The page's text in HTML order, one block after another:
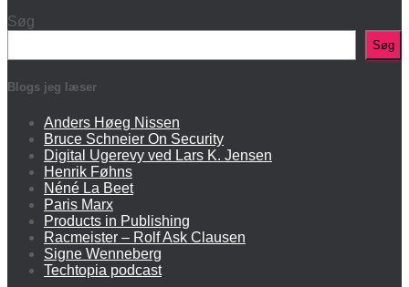
Søg
Søg
Blogs jeg læser
Anders Høeg Nissen
Bruce Schneier On Security
Digital Ugerevy ved Lars K. Jensen
Henrik Føhns
Néné La Beet
Paris Marx
Products in Publishing
Racmeister – Rolf Ask Clausen
Signe Wenneberg
Techtopia podcast